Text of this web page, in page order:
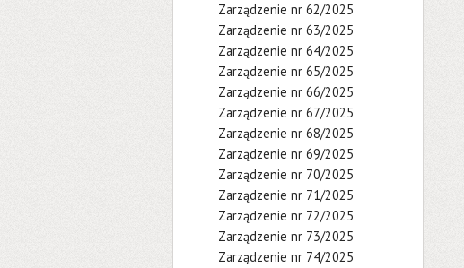
Zarządzenie nr 62/2025
Zarządzenie nr 63/2025
Zarządzenie nr 64/2025
Zarządzenie nr 65/2025
Zarządzenie nr 66/2025
Zarządzenie nr 67/2025
Zarządzenie nr 68/2025
Zarządzenie nr 69/2025
Zarządzenie nr 70/2025
Zarządzenie nr 71/2025
Zarządzenie nr 72/2025
Zarządzenie nr 73/2025
Zarządzenie nr 74/2025